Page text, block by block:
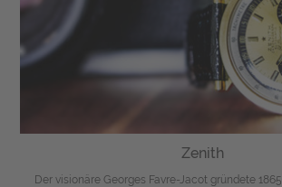
Zenith
Der visionäre Georges Favre-Jacot gründete